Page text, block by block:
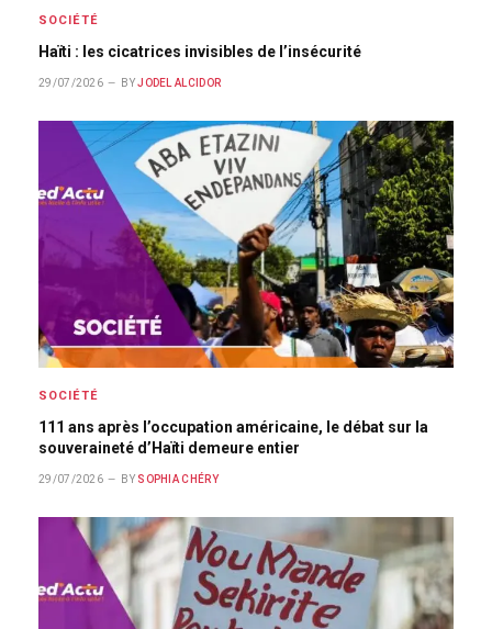
SOCIÉTÉ
Haïti : les cicatrices invisibles de l’insécurité
29/07/2026 BY JODEL ALCIDOR
SOCIÉTÉ
111 ans après l’occupation américaine, le débat sur la
souveraineté d’Haïti demeure entier
29/07/2026 BY SOPHIA CHÉRY